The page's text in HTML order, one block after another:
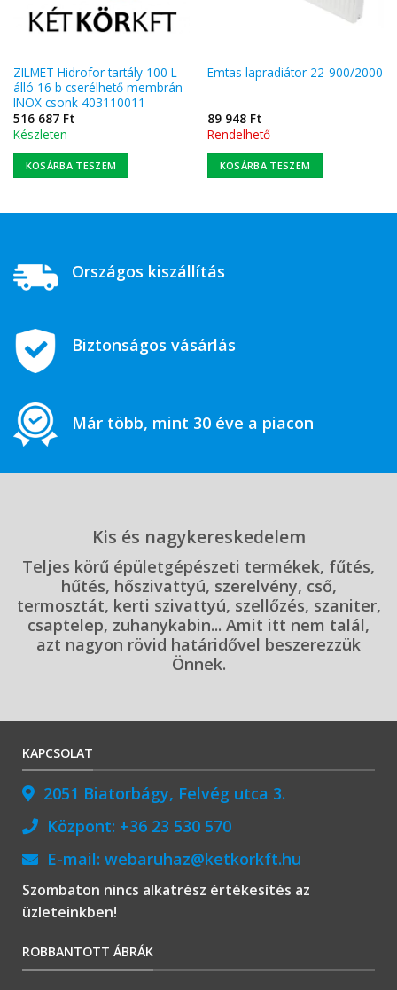
ZILMET Hidrofor tartály 100 L
álló 16 b cserélhető membrán
INOX csonk 403110011
516 687 Ft
Készleten
KOSÁRBA TESZEM
Emtas lapradiátor 22-900/2000
89 948 Ft
Rendelhető
KOSÁRBA TESZEM
Országos kiszállítás
Biztonságos vásárlás
Már több, mint 30 éve a piacon
Kis és nagykereskedelem
Teljes körű épületgépészeti termékek, fűtés,
hűtés, hőszivattyú, szerelvény, cső,
termosztát, kerti szivattyú, szellőzés, szaniter,
csaptelep, zuhanykabin... Amit itt nem talál,
azt nagyon rövid határidővel beszerezzük
Önnek.
KAPCSOLAT
2051 Biatorbágy, Felvég utca 3.
Központ: +36 23 530 570
E-mail: webaruhaz@ketkorkft.hu
Szombaton nincs alkatrész értékesítés az
üzleteinkben!
ROBBANTOTT ÁBRÁK